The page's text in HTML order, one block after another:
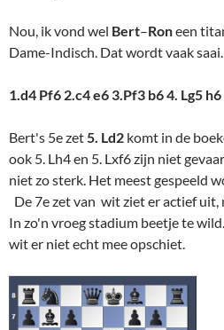
Nou, ik vond wel Bert–Roneen
Dame-Indisch. Dat wordt vaak
1.d4 Pf6 2.c4 e6 3.Pf3 b6 4. Lg5 h6
Bert's 5e zet5. Ld2 komt in de
ook 5. Lh4 en 5. Lxf6 zijn niet
niet zo sterk. Het meest gespeeld
De 7e zet van wit ziet er actief
In zo'n vroeg stadium beetje te
wit er niet echt mee opschiet.